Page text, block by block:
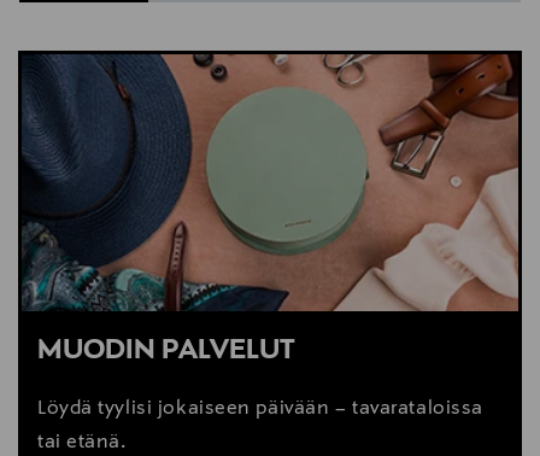
MUODIN PALVELUT
Löydä tyylisi jokaiseen päivään – tavarataloissa
tai etänä.